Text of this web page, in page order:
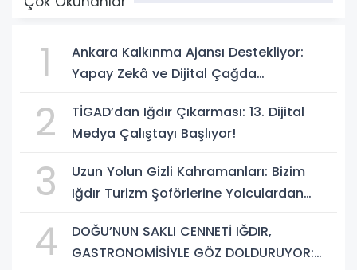
1
Ankara Kalkınma Ajansı Destekliyor:
Yapay Zekâ ve Dijital Çağda
Geliştirme Eğitimi Başlıyor!
2
TİGAD’dan Iğdır Çıkarması: 13. Dijital
Medya Çalıştayı Başlıyor!
3
Uzun Yolun Gizli Kahramanları: Bizim
Iğdır Turizm Şoförlerine Yolculardan
4
DOĞU’NUN SAKLI CENNETİ IĞDIR,
GASTRONOMİSİYLE GÖZ DOLDURUYOR: